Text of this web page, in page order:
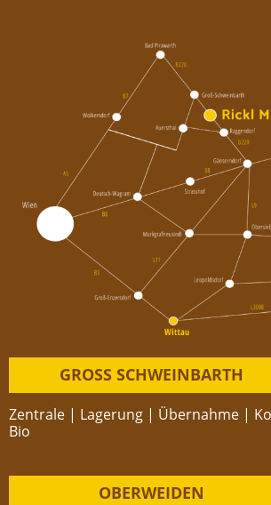
GROSS SCHWEINBARTH
Zentrale | Lagerung | Übernahme |
Bio
OBERWEIDEN